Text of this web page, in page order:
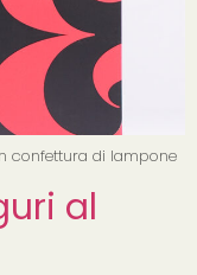
confettura di lampone
al